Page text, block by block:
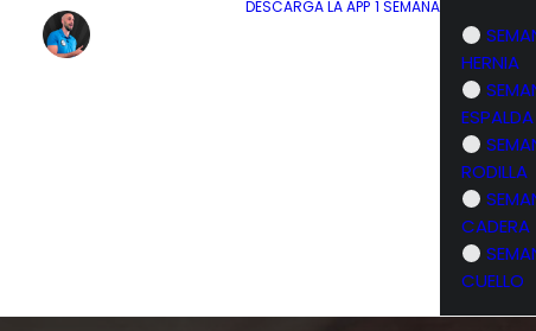
DESCARGA LA APP 1 SEMANA
HERNIA
ESPALDA
RODILLA
CADERA
CUELLO